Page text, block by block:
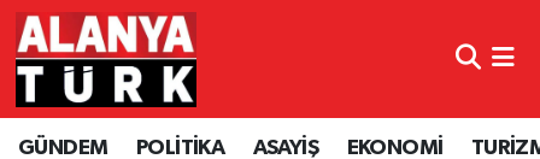
GÜNDEM POLİTİKA ASAYİŞ EKONOMİ
GÜNDEM
POLİTİKA
Nöbetçi Eczaneler
Hava Durumu